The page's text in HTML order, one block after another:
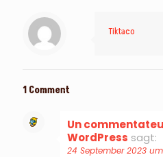
Tiktaco
1 Comment
Un
WordPress sagt:
24 September 2023